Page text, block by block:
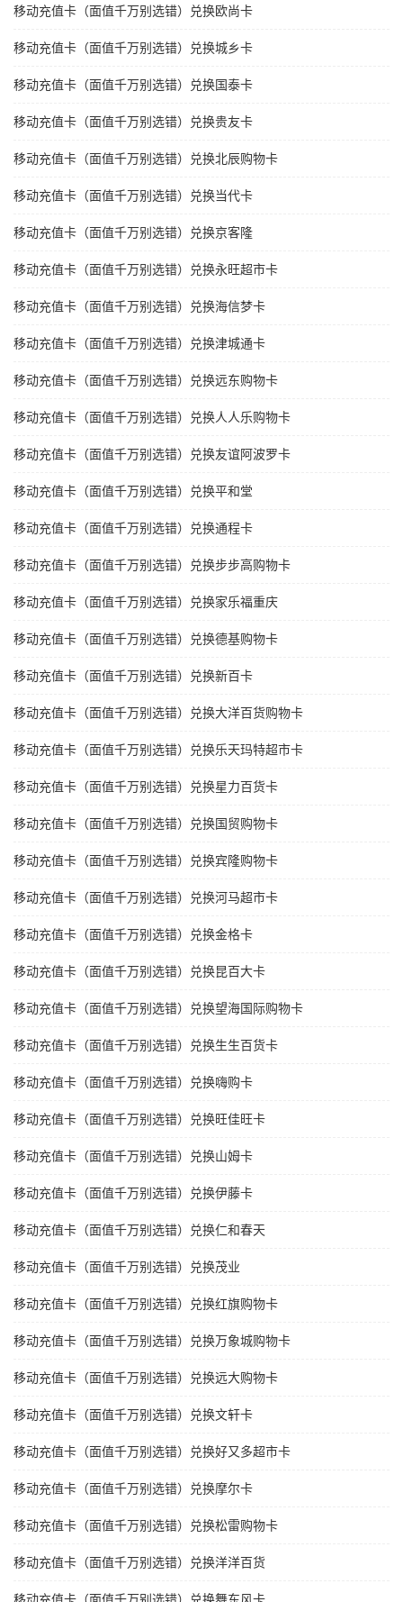
移动充值卡（面值千万别选错）兑换欧尚卡
移动充值卡（面值千万别选错）兑换城乡卡
移动充值卡（面值千万别选错）兑换国泰卡
移动充值卡（面值千万别选错）兑换贵友卡
移动充值卡（面值千万别选错）兑换北辰购物卡
移动充值卡（面值千万别选错）兑换当代卡
移动充值卡（面值千万别选错）兑换京客隆
移动充值卡（面值千万别选错）兑换永旺超市卡
移动充值卡（面值千万别选错）兑换海信梦卡
移动充值卡（面值千万别选错）兑换津城通卡
移动充值卡（面值千万别选错）兑换远东购物卡
移动充值卡（面值千万别选错）兑换人人乐购物卡
移动充值卡（面值千万别选错）兑换友谊阿波罗卡
移动充值卡（面值千万别选错）兑换平和堂
移动充值卡（面值千万别选错）兑换通程卡
移动充值卡（面值千万别选错）兑换步步高购物卡
移动充值卡（面值千万别选错）兑换家乐福重庆
移动充值卡（面值千万别选错）兑换德基购物卡
移动充值卡（面值千万别选错）兑换新百卡
移动充值卡（面值千万别选错）兑换大洋百货购物卡
移动充值卡（面值千万别选错）兑换乐天玛特超市卡
移动充值卡（面值千万别选错）兑换星力百货卡
移动充值卡（面值千万别选错）兑换国贸购物卡
移动充值卡（面值千万别选错）兑换宾隆购物卡
移动充值卡（面值千万别选错）兑换河马超市卡
移动充值卡（面值千万别选错）兑换金格卡
移动充值卡（面值千万别选错）兑换昆百大卡
移动充值卡（面值千万别选错）兑换望海国际购物卡
移动充值卡（面值千万别选错）兑换生生百货卡
移动充值卡（面值千万别选错）兑换嗨购卡
移动充值卡（面值千万别选错）兑换旺佳旺卡
移动充值卡（面值千万别选错）兑换山姆卡
移动充值卡（面值千万别选错）兑换伊藤卡
移动充值卡（面值千万别选错）兑换仁和春天
移动充值卡（面值千万别选错）兑换茂业
移动充值卡（面值千万别选错）兑换红旗购物卡
移动充值卡（面值千万别选错）兑换万象城购物卡
移动充值卡（面值千万别选错）兑换远大购物卡
移动充值卡（面值千万别选错）兑换文轩卡
移动充值卡（面值千万别选错）兑换好又多超市卡
移动充值卡（面值千万别选错）兑换摩尔卡
移动充值卡（面值千万别选错）兑换松雷购物卡
移动充值卡（面值千万别选错）兑换洋洋百货